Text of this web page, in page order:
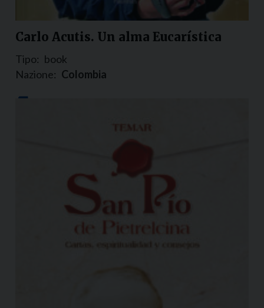
Carlo Acutis. Un alma Eucarística
Tipo: book
Nazione: Colombia